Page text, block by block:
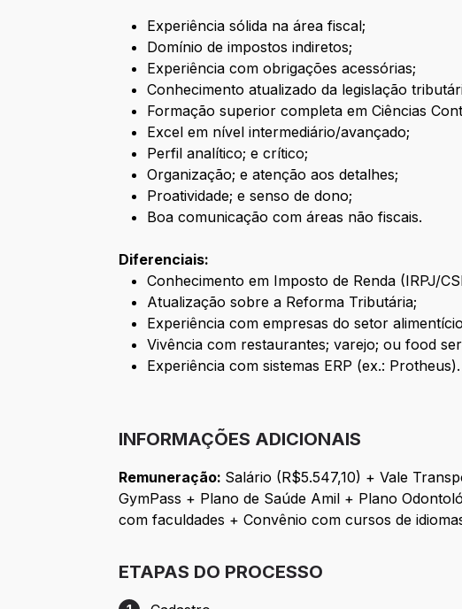
Experiência sólida na área fiscal;
Domínio de impostos indiretos;
Experiência com obrigações acessórias;
Conhecimento atualizado da legislação
Formação superior completa em Ciências
Excel em nível intermediário/avançado;
Perfil analítico; e crítico;
Organização; e atenção aos detalhes;
Proatividade; e senso de dono;
Boa comunicação com áreas não fiscais.
Diferenciais:
Conhecimento em Imposto de Renda (IRPJ/
Atualização sobre a Reforma Tributária;
Experiência com empresas do setor
Vivência com restaurantes; varejo; ou food
Experiência com sistemas ERP (ex.: Protheus).
INFORMAÇÕES ADICIONAIS
Remuneração: Salário (R$5.547,10) + Vale
GymPass + Plano de Saúde Amil + Plano
com faculdades + Convênio com cursos de
ETAPAS DO PROCESSO